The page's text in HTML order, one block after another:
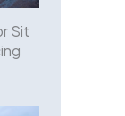
Sit